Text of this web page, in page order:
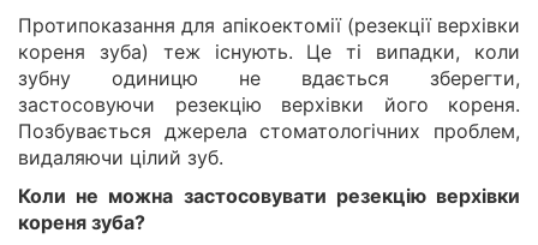
Протипоказання для апікоектомії (резекції верхівки
кореня зуба) теж існують. Це ті випадки, коли
зубну одиницю не вдається зберегти,
застосовуючи резекцію верхівки його кореня.
Позбувається джерела стоматологічних проблем,
видаляючи цілий зуб.
Коли не можна застосовувати резекцію верхівки
кореня зуба?